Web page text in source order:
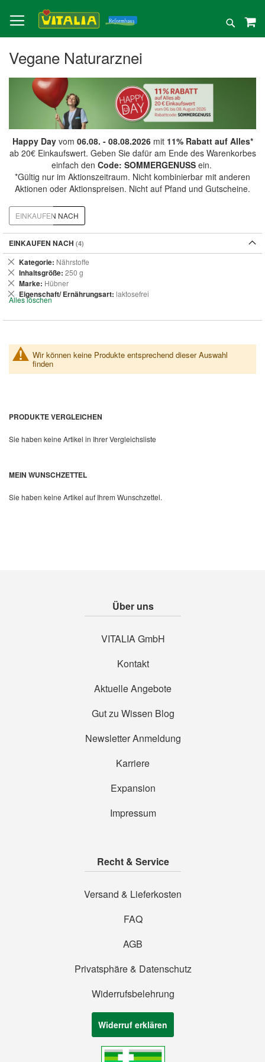
zum
Inhalt
Suche
Vegane Naturarznei
Happy Dayvom 06.08. - 08.08.2026mit 11% Rabatt auf Alles*
ab 20€ Einkaufswert. Geben Sie dafür am Ende des Warenkorbes
einfach den Code: SOMMERGENUSSein.
*Gültig nur im Aktionszeitraum. Nicht kombinierbar mit anderen
Aktionen oder Aktionspreisen. Nicht auf Pfand und Gutscheine.
Wir können keine Produkte entsprechend dieser Auswahl
finden
EINKAUFEN NACH
EINKAUFEN NACH
Kategorie Nährstoffe
Dies
entfernen
Inhaltsgröße 250 g
Dies
entfernen
Marke Hübner
Dies
entfernen
Eigenschaft/ Ernährungsart laktosefrei
Dies
entfernen
Alles löschen
PRODUKTE VERGLEICHEN
Sie haben keine Artikel in Ihrer Vergleichsliste
MEIN WUNSCHZETTEL
Sie haben keine Artikel auf Ihrem Wunschzettel.
Über uns
VITALIA GmbH
Kontakt
Aktuelle Angebote
Gut zu Wissen Blog
Newsletter Anmeldung
Karriere
Expansion
Impressum
Recht & Service
Versand & Lieferkosten
FAQ
AGB
Privatsphäre & Datenschutz
Widerrufsbelehrung
Widerruf erklären